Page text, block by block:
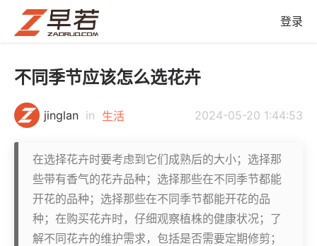
登录
不同季节应该怎么选花卉
jinglan in 生活 2024-05-20 1:44:53
在选择花卉时要考虑到它们成熟后的大小；选择那
些带有香气的花卉品种；选择那些在不同季节都能
开花的品种；选择那些在不同季节都能开花的品
种；在购买花卉时，仔细观察植株的健康状况；了
解不同花卉的维护需求，包括是否需要定期修剪；